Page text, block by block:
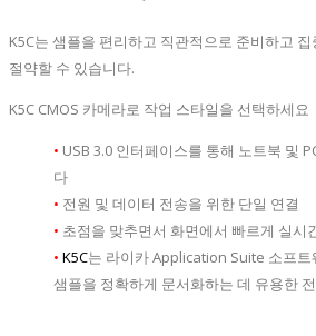
K5C는 샘플을 편리하고 직관적으로 준비하고
절약할 수 있습니다.
K5C CMOS 카메라로 작업 스타일을 선택하세요
• USB 3.0 인터페이스를 통해 노트북 및
다
• 전원 및 데이터 전송을 위한 단일 연결
• 초점을 맞추면서 화면에서 빠르게 실시
• K5C는 라이카 Application Suite 소프트
샘플을 정확하게 문서화하는 데 유용한